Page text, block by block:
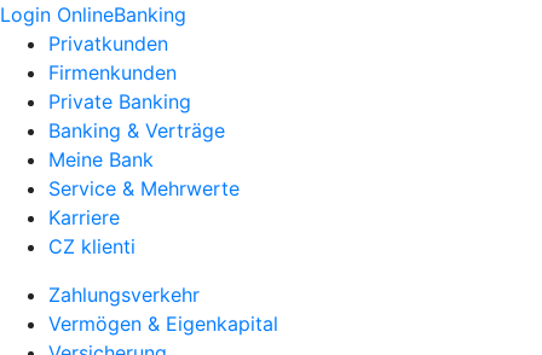
Login OnlineBanking
Privatkunden
Firmenkunden
Private Banking
Banking & Verträge
Meine Bank
Service & Mehrwerte
Karriere
CZ klienti
Zahlungsverkehr
Vermögen & Eigenkapital